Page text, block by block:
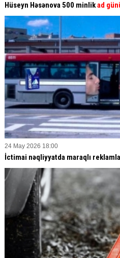
Hüseyn Həsənova 500 minlikad
24 May 2026 18:00
İctimai nəqliyyatda maraqlı